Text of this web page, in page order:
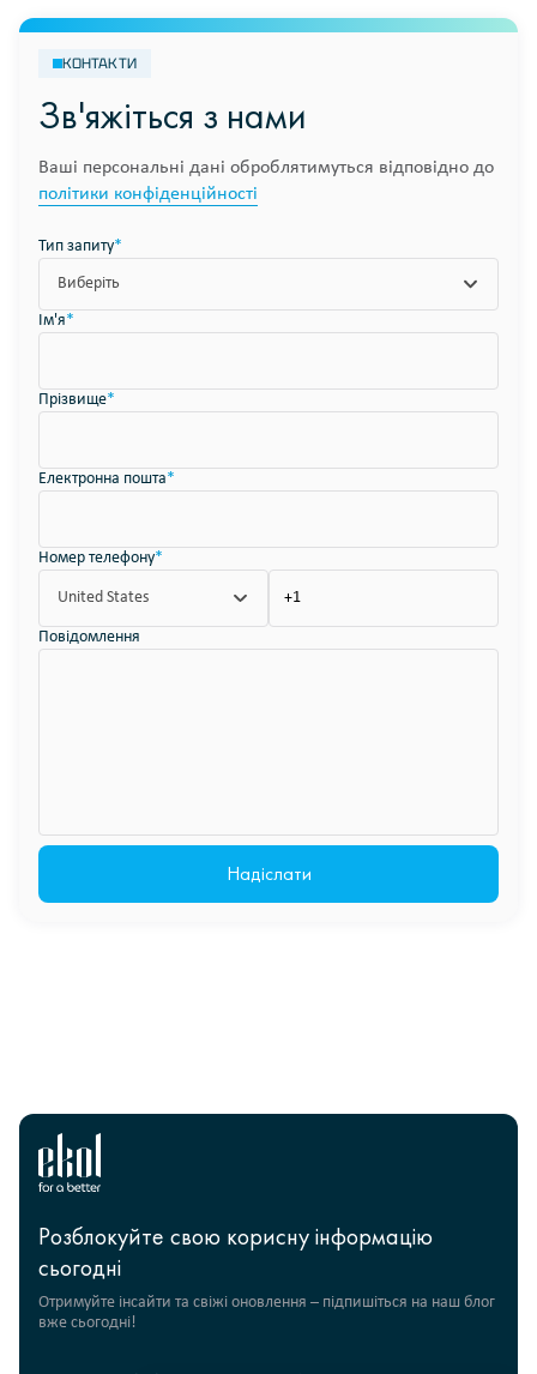
КОНТАКТИ
Зв'яжіться з нами
Ваші персональні дані оброблятимуться відповідно до
політики конфіденційності
Тип запиту*
Виберіть
Ім'я*
Прізвище*
Електронна пошта*
Номер телефону*
United States
Повідомлення
Розблокуйте свою корисну інформацію
сьогодні
Отримуйте інсайти та свіжі оновлення – підпишіться на наш блог
вже сьогодні!